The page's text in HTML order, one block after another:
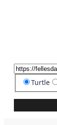
Turtle